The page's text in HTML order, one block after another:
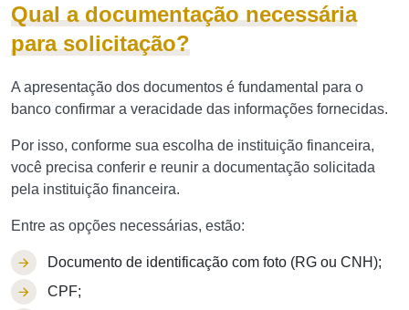
Qual a documentação necessária
para solicitação?
A apresentação dos documentos é fundamental para o
banco confirmar a veracidade das informações fornecidas.
Por isso, conforme sua escolha de instituição financeira,
você precisa conferir e reunir a documentação solicitada
pela instituição financeira.
Entre as opções necessárias, estão:
Documento de identificação com foto (RG ou CNH);
CPF;